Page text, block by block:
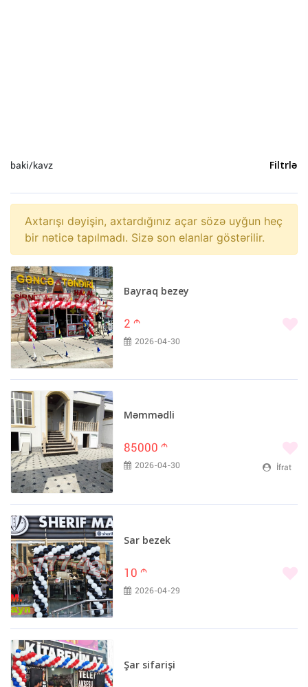
baki/kavz Filtrlə
Axtarışı dəyişin, axtardığınız açar sözə uyğun heç
bir nəticə tapılmadı. Sizə son elanlar göstərilir.
Bayraq bezey
2 m
2026-04-30
Məmmədli
85000 m
2026-04-30 İfrat
Sar bezek
10 m
2026-04-29
Şar sifarişi